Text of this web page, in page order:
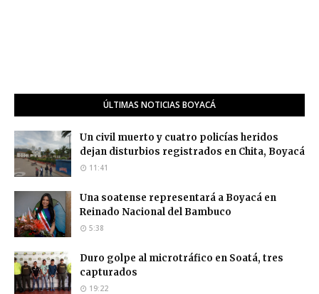
ÚLTIMAS NOTICIAS BOYACÁ
Un civil muerto y cuatro policías heridos
dejan disturbios registrados en Chita, Boyacá
11:41
Una soatense representará a Boyacá en
Reinado Nacional del Bambuco
5:38
Duro golpe al microtráfico en Soatá, tres
capturados
19:22